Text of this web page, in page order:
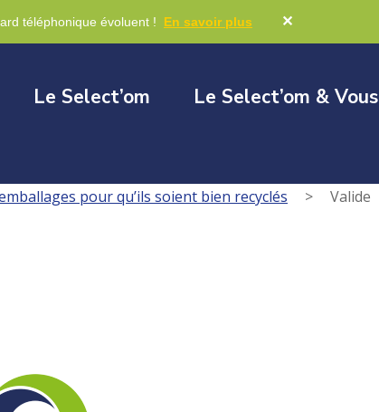
téléphonique évoluent ! En savoir plus ✕
Le Select’om Le Select’om & Vous
pour qu’ils soient bien recyclés > Valide